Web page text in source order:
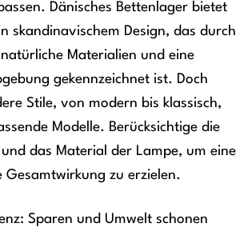
Dänisches Bettenlager bietet
skandinavischem Design, das durch
Materialien und eine
gekennzeichnet ist. Doch
Stile, von modern bis klassisch,
Modelle. Berücksichtige die
und das Material der Lampe, um eine
Gesamtwirkung zu erzielen.
Sparen und Umwelt schonen